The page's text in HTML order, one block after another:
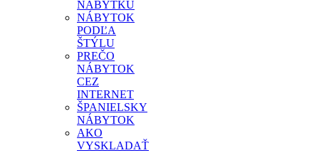
NÁBYTKU
NÁBYTOK
PODĽA
ŠTÝLU
PREČO
NÁBYTOK
CEZ
INTERNET
ŠPANIELSKY
NÁBYTOK
AKO
VYSKLADAŤ